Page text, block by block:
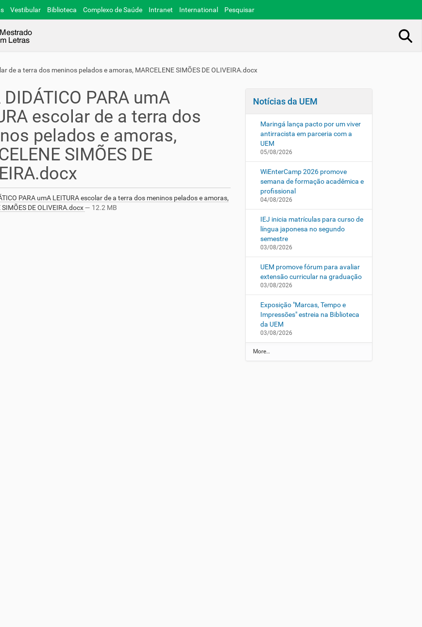
Vestibular Biblioteca Complexo de Saúde Intranet International Pesquisar
de a terra dos meninos pelados e amoras, MARCELENE SIMÕES DE OLIVEIRA.docx
DIDÁTICO PARA umA
escolar de a terra dos
pelados e amoras,
SIMÕES DE
PARA umA LEITURA escolar de a terra dos meninos pelados e amoras,
SIMÕES DE OLIVEIRA.docx— 12.2 MB
Notícias da UEM
Maringá lança pacto por um viver
antirracista em parceria com a
UEM
05/08/2026
WiEnterCamp 2026 promove
semana de formação acadêmica e
profissional
04/08/2026
IEJ inicia matrículas para curso de
língua japonesa no segundo
semestre
03/08/2026
UEM promove fórum para avaliar
extensão curricular na graduação
03/08/2026
Exposição "Marcas, Tempo e
Impressões" estreia na Biblioteca
da UEM
03/08/2026
N
o
More…